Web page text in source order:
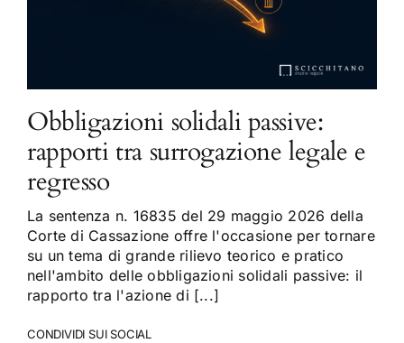
Obbligazioni solidali passive:
rapporti tra surrogazione legale e
regresso
La sentenza n. 16835 del 29 maggio 2026 della
Corte di Cassazione offre l'occasione per tornare
su un tema di grande rilievo teorico e pratico
nell'ambito delle obbligazioni solidali passive: il
rapporto tra l'azione di [...]
CONDIVIDI SUI SOCIAL